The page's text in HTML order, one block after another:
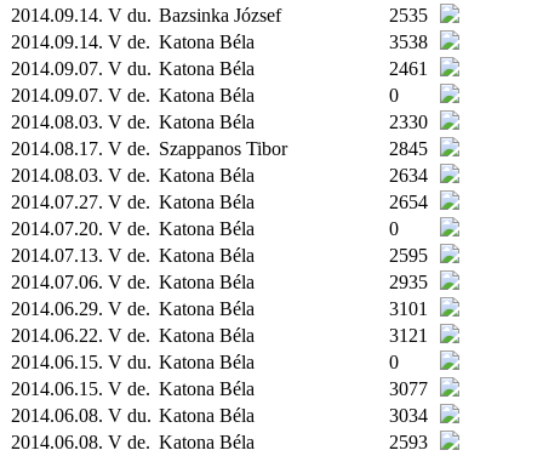
2014.09.14. V du. Bazsinka József
2535
2014.09.14. V de. Katona Béla
3538
2014.09.07. V du. Katona Béla
2461
2014.09.07. V de. Katona Béla
0
2014.08.03. V de. Katona Béla
2330
2014.08.17. V de. Szappanos Tibor
2845
2014.08.03. V de. Katona Béla
2634
2014.07.27. V de. Katona Béla
2654
2014.07.20. V de. Katona Béla
0
2014.07.13. V de. Katona Béla
2595
2014.07.06. V de. Katona Béla
2935
2014.06.29. V de. Katona Béla
3101
2014.06.22. V de. Katona Béla
3121
2014.06.15. V du. Katona Béla
0
2014.06.15. V de. Katona Béla
3077
2014.06.08. V du. Katona Béla
3034
2014.06.08. V de. Katona Béla
2593